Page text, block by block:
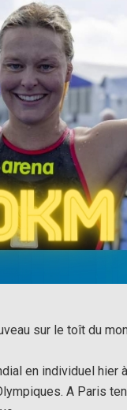
sur le toît du
en individuel hier
A Paris